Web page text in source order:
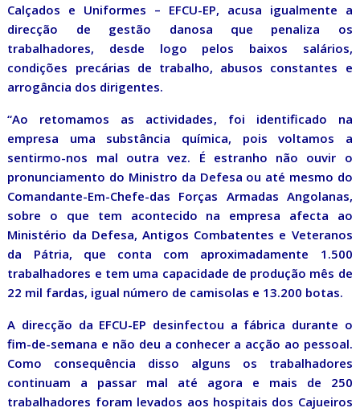
Calçados e Uniformes – EFCU-EP, acusa igualmente a
direcção de gestão danosa que penaliza os
trabalhadores, desde logo pelos baixos salários,
condições precárias de trabalho, abusos constantes e
arrogância dos dirigentes.
“Ao retomamos as actividades, foi identificado na
empresa uma substância química, pois voltamos a
sentirmo-nos mal outra vez. É estranho não ouvir o
pronunciamento do Ministro da Defesa ou até mesmo do
Comandante-Em-Chefe-das Forças Armadas Angolanas,
sobre o que tem acontecido na empresa afecta ao
Ministério da Defesa, Antigos Combatentes e Veteranos
da Pátria, que conta com aproximadamente 1.500
trabalhadores e tem uma capacidade de produção mês de
22 mil fardas, igual número de camisolas e 13.200 botas.
A direcção da EFCU-EP desinfectou a fábrica durante o
fim-de-semana e não deu a conhecer a acção ao pessoal.
Como consequência disso alguns os trabalhadores
continuam a passar mal até agora e mais de 250
trabalhadores foram levados aos hospitais dos Cajueiros